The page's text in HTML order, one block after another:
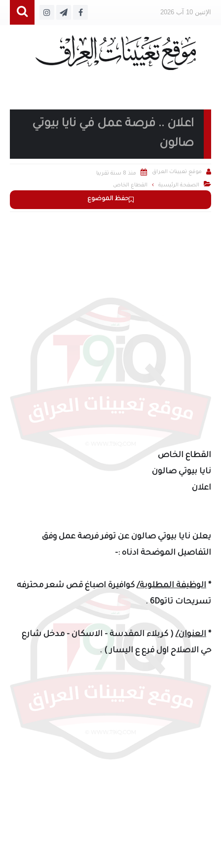
الإثنين 10 آب 2026
اعلان .. فرصة عمل في نايا بيوتي
صالون
حفظ الموضوع
 موقع تعيينات العراق  منذ 8 سنة تقريبا
 الصفحة الرئيسية القطاع الخاص
القطاع الخاص
نايا بيوتي صالون
اعلان
يعلن نايا بيوتي صالون عن توفر فرصة عمل وفق
التفاصيل الموضحة ادناه :-
* الوظيفة المطلوبة/كوافيرة اصباغ قص شعر محترفه
تسريحات تاتو6D .
* العنوان/( كربلاء المقدسة - الاسكان - مدخل شارع
حي الاصلاح اول فرع ع اليسار ) .